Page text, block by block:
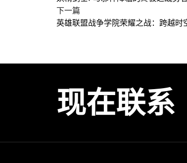
下一篇
英雄联盟战争学院荣耀之战：跨越
现在联系